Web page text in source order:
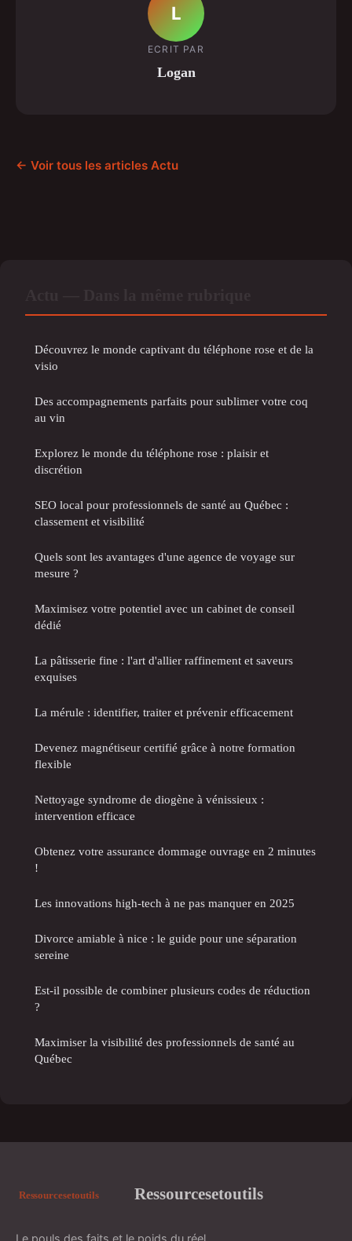
L
ECRIT PAR
Logan
← Voir tous les articles Actu
Découvrez le monde captivant du téléphone rose et de la
visio
Des accompagnements parfaits pour sublimer votre coq
au vin
Explorez le monde du téléphone rose : plaisir et
discrétion
SEO local pour professionnels de santé au Québec :
classement et visibilité
Quels sont les avantages d'une agence de voyage sur
mesure ?
Maximisez votre potentiel avec un cabinet de conseil
dédié
La pâtisserie fine : l'art d'allier raffinement et saveurs
exquises
La mérule : identifier, traiter et prévenir efficacement
Devenez magnétiseur certifié grâce à notre formation
flexible
Nettoyage syndrome de diogène à vénissieux :
intervention efficace
Obtenez votre assurance dommage ouvrage en 2 minutes
!
Les innovations high-tech à ne pas manquer en 2025
Divorce amiable à nice : le guide pour une séparation
sereine
Est-il possible de combiner plusieurs codes de réduction
?
Maximiser la visibilité des professionnels de santé au
Québec
Ressourcesetoutils
Le pouls des faits et le poids du réel